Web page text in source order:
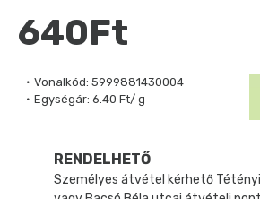
Vonalkód: 5999881430004
Egységár: 6.40 Ft/ g
640Ft
RENDELHETŐ
Személyes átvétel kérhető